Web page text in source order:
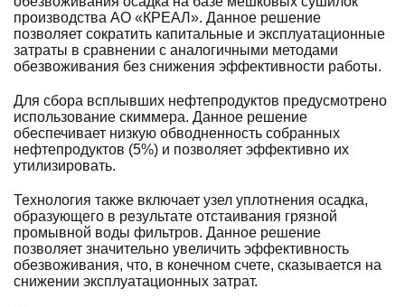
производства АО «КРЕАЛ». Данное решение
позволяет сократить капитальные и эксплуатационные
затраты в сравнении с аналогичными методами
обезвоживания без снижения эффективности работы.
Для сбора всплывших нефтепродуктов предусмотрено
использование скиммера. Данное решение
обеспечивает низкую обводненность собранных
нефтепродуктов (5%) и позволяет эффективно их
утилизировать.
Технология также включает узел уплотнения осадка,
образующего в результате отстаивания грязной
промывной воды фильтров. Данное решение
позволяет значительно увеличить эффективность
обезвоживания, что, в конечном счете, сказывается на
снижении эксплуатационных затрат.